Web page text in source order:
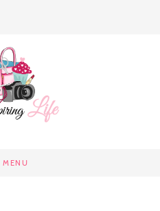
MENU